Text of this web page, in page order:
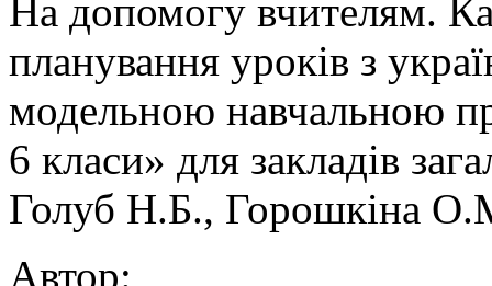
На допомогу вчителям.
планування уроків з
модельною навчальною
6 класи» для закладів
Голуб Н.Б., Горошкіна
Автор: